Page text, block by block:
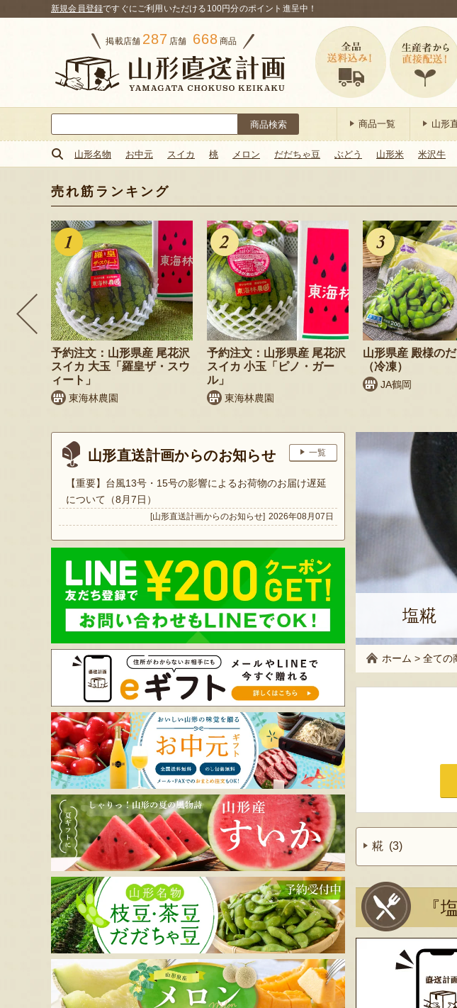
新規会員登録ですぐにご利用いただける100円分のポイント進呈中！
掲載店舗 287 店舗 668 商品
索:
商品一覧 山形
山形名物 お中元 スイカ 桃 メロン だだちゃ豆 ぶどう 山形米 米沢牛
売れ筋ランキング
予約注文：山形県産 尾花沢
スイカ 大玉「羅皇ザ・スウ
ィート」
東海林農園
予約注文：山形県産 尾花沢
スイカ 小玉「ピノ・ガー
ル」
東海林農園
山形県産 殿様の
（冷凍）
JA鶴岡
山形直送計画からのお知らせ 一覧
【重要】台風13号・15号の影響によるお荷物のお届け遅延
について（8月7日）
[山形直送計画からのお知らせ] 2026年08月07日
塩糀
ホーム > 全ての
糀 (3)
『